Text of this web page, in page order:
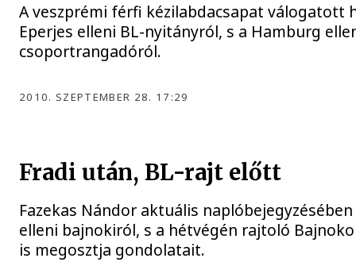
A veszprémi férfi kézilabdacsapat válogatott
Eperjes elleni BL-nyitányról, s a Hamburg
csoportrangadóról.
2010. SZEPTEMBER 28. 17:29
Fradi után, BL-rajt előtt
Fazekas Nándor aktuális naplóbejegyzésében
elleni bajnokiról, s a hétvégén rajtoló
is megosztja gondolatait.